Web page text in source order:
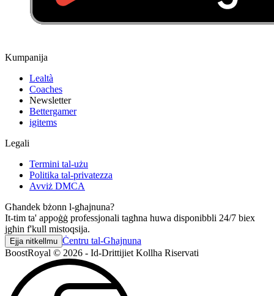
Kumpanija
Lealtà
Coaches
Newsletter
Bettergamer
igitems
Legali
Termini tal-użu
Politika tal-privatezza
Avviż DMCA
Għandek bżonn l-għajnuna?
It-tim ta' appoġġ professjonali tagħna huwa disponibbli 24/7 biex
jgħin f'kull mistoqsija.
Ejja nitkellmu Ċentru tal-Għajnuna
BoostRoyal © 2026 - Id-Drittijiet Kollha Riservati